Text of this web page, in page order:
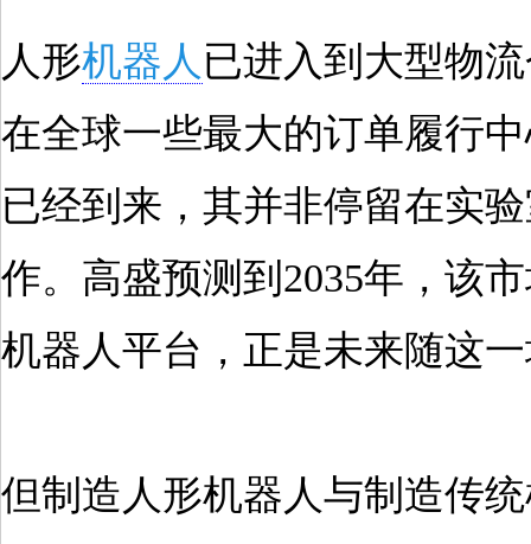
人形机器人 已进入到大型物
在全球一些最大的订单履行
已经到来，其并非停留在实
作。高盛预测到2035年，该
机器人平台，正是未来随这
但制造人形机器人与制造传